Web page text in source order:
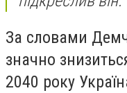
За словами
значно
2040 року